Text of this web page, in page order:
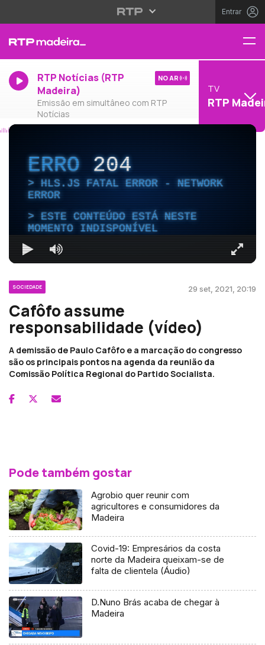
Entrar
RTP Notícias (RTP
Madeira)
Emissão em simultâneo com RTP
Notícias
NO AR
TV
RTP
ERRO204
HLS.JS FATAL ERROR - NETWORK
ERROR
ESTE CONTEÚDO ESTÁ NESTE
MOMENTO INDISPONÍVEL
SOCIEDADE 29 set, 2021, 20:19
Cafôfo assume
responsabilidade (vídeo)
A demissão de Paulo Cafôfo e a marcação do congresso
são os principais pontos na agenda da reunião da
Comissão Política Regional do Partido Socialista.
Pode também gostar
Agrobio quer reunir com
agricultores e consumidores da
Madeira
Covid-19: Empresários da costa
norte da Madeira queixam-se de
falta de clientela (Áudio)
D.Nuno Brás acaba de chegar à
Madeira